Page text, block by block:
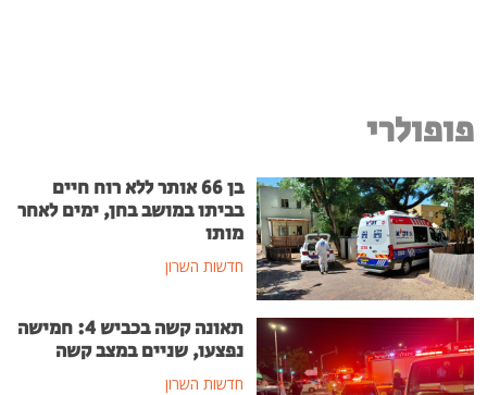
פופולרי
בן 66 אותר ללא רוח חיים
בביתו במושב בחן, ימים לאחר
מותו
חדשות השרון
תאונה קשה בכביש 4: חמישה
נפצעו, שניים במצב קשה
חדשות השרון